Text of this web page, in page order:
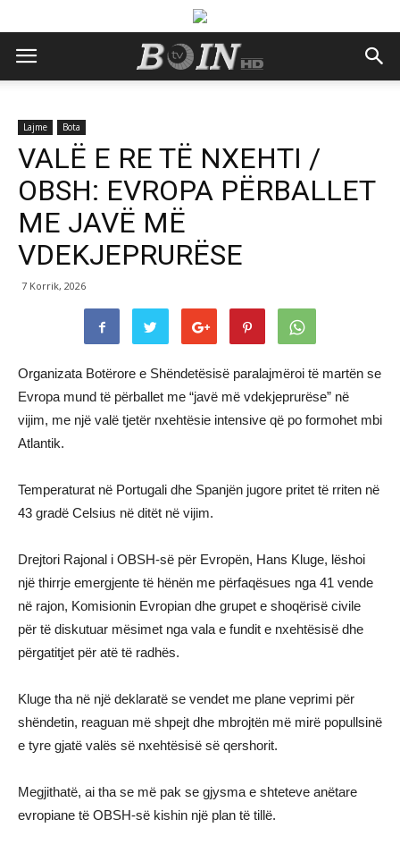
Lajme Bota
VALË E RE TË NXEHTI /
OBSH: EVROPA PËRBALLET
ME JAVË MË
VDEKJEPRURËSE
7 Korrik, 2026
Organizata Botërore e Shëndetësisë paralajmëroi të martën se
Evropa mund të përballet me “javë më vdekjeprurëse” në
vijim, me një valë tjetër nxehtësie intensive që po formohet mbi
Atlantik.
Temperaturat në Portugali dhe Spanjën jugore pritet të rriten në
43 gradë Celsius në ditët në vijim.
Drejtori Rajonal i OBSH-së për Evropën, Hans Kluge, lëshoi
një thirrje emergjente të hënën me përfaqësues nga 41 vende
në rajon, Komisionin Evropian dhe grupet e shoqërisë civile
për të diskutuar mësimet nga vala e fundit e nxehtësisë dhe
përgatitjet për atë të radhës.
Kluge tha në një deklaratë se vendet me plane veprimi për
shëndetin, reaguan më shpejt dhe mbrojtën më mirë popullsinë
e tyre gjatë valës së nxehtësisë së qershorit.
Megjithatë, ai tha se më pak se gjysma e shteteve anëtare
evropiane të OBSH-së kishin një plan të tillë.